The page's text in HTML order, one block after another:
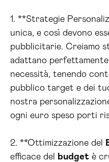
1. **Strategie
unica, e così devono
pubblicitarie. Creiamo
adattano
necessità, tenendo
pubblico target e dei
nostra
ogni euro speso porti
2. **Ottimizzazione del
efficace del
budget è